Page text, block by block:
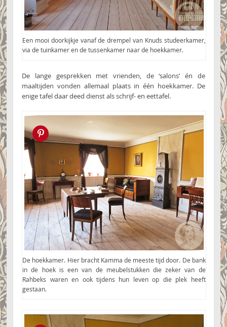
Een mooi doorkijkje vanaf de drempel van Knuds studeerkamer,
via de tuinkamer en de tussenkamer naar de hoekkamer.
De lange gesprekken met vrienden, de ‘salons’ én de
maaltijden vonden allemaal plaats in één hoekkamer. De
enige tafel daar deed dienst als schrijf- en eettafel.
Pin this!
De hoekkamer. Hier bracht Kamma de meeste tijd door. De bank
in de hoek is een van de meubelstukken die zeker van de
Rahbeks waren en ook tijdens hun leven op die plek heeft
gestaan.